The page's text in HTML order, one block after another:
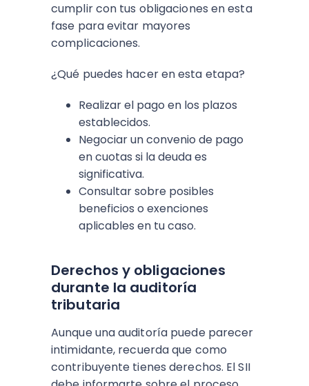
cumplir con tus obligaciones en esta
fase para evitar mayores
complicaciones.
¿Qué puedes hacer en esta etapa?
Realizar el pago en los plazos
establecidos.
Negociar un convenio de pago
en cuotas si la deuda es
significativa.
Consultar sobre posibles
beneficios o exenciones
aplicables en tu caso.
Derechos y obligaciones
durante la auditoría
tributaria
Aunque una auditoría puede parecer
intimidante, recuerda que como
contribuyente tienes derechos. El SII